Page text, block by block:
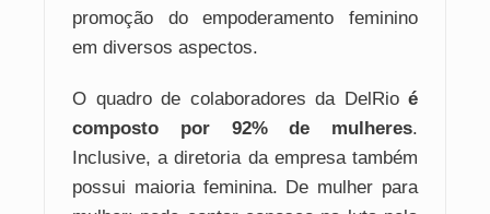
promoção do empoderamento feminino
em diversos aspectos.
O quadro de colaboradores da DelRioé
composto por 92% de mulheres.
Inclusive, a diretoria da empresa também
possui maioria feminina. De mulher para